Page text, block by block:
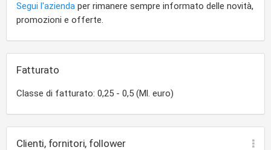
Segui l'azienda per rimanere sempre informato delle novità,
promozioni e offerte.
Fatturato
Classe di fatturato: 0,25 - 0,5 (Ml. euro)
Clienti, fornitori, follower